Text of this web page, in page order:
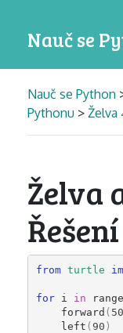
Nauč se
Nauč se Python
Pythonu > Želva
Želva
from turtle
for i in range
forward ( 50
left ( 90 )